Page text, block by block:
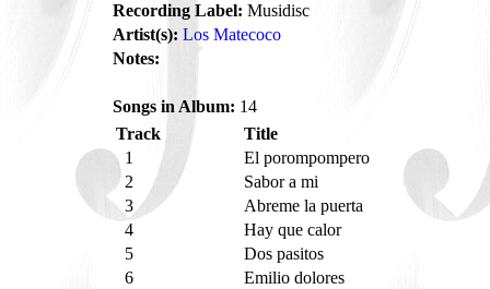
Recording Label: Musidisc
Artist(s): Los Matecoco
Notes:
Songs in Album: 14
Track
Title
1
El porompompero
2
Sabor a mi
3
Abreme la puerta
4
Hay que calor
5
Dos pasitos
6
Emilio dolores